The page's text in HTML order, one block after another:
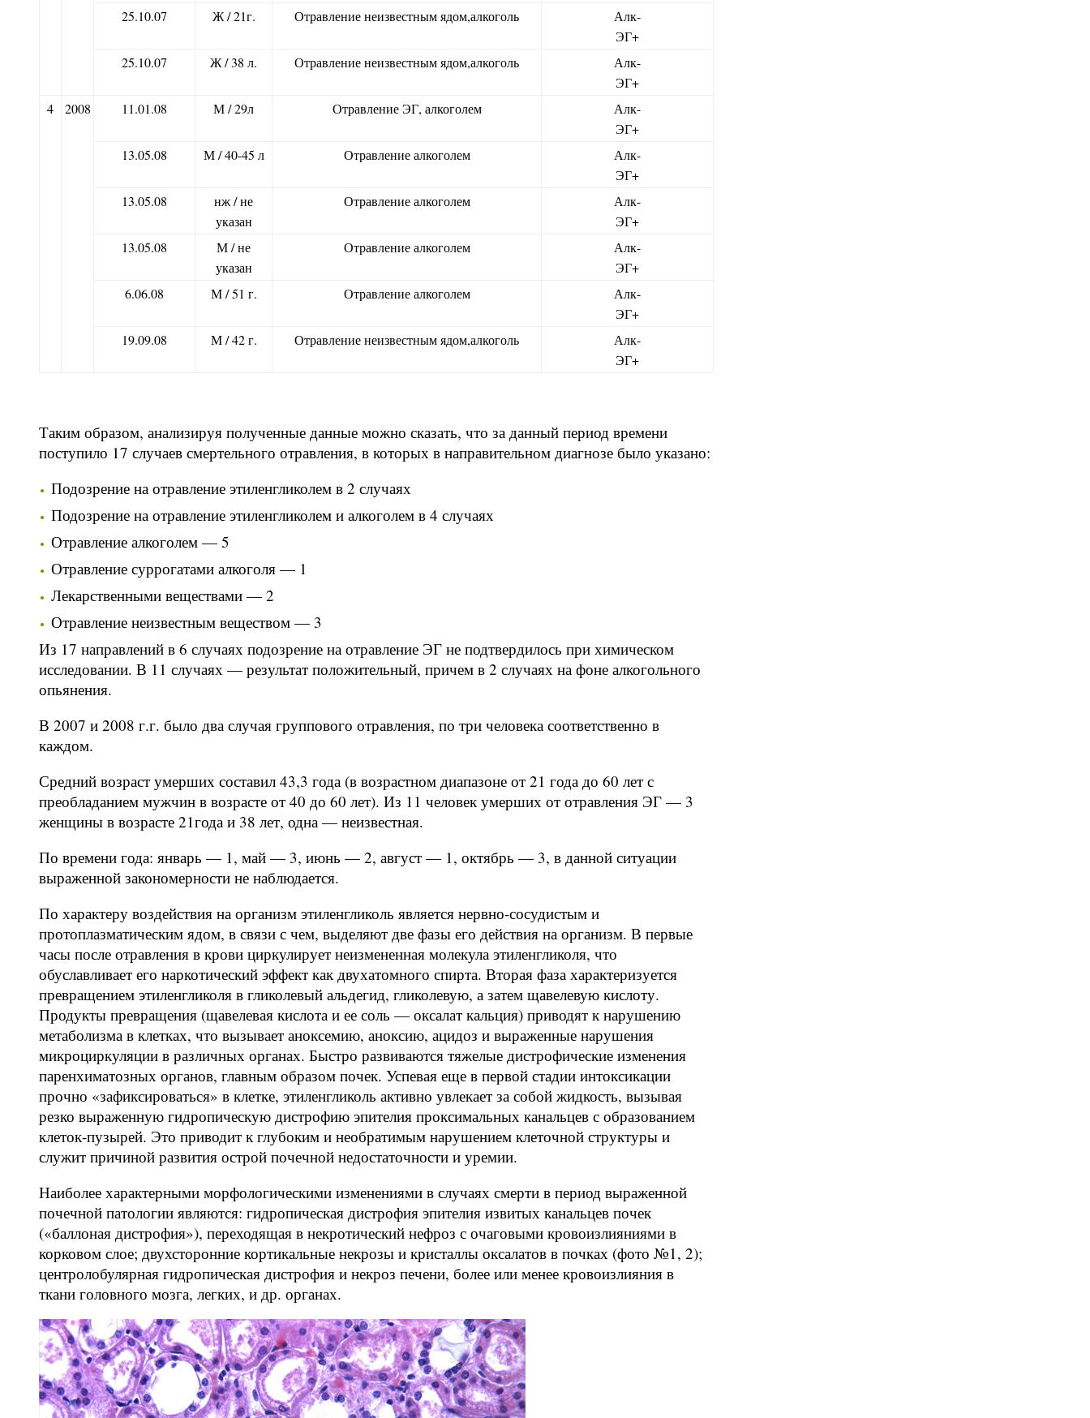
25.10.07
Ж / 21г. Отравление неизвестным ядом,алкоголь
Алк-
ЭГ+
25.10.07
Ж / 38 л. Отравление неизвестным ядом,алкоголь
Алк-
ЭГ+
4
2008 11.01.08 М / 29л Отравление ЭГ, алкоголем
Алк-
ЭГ+
13.05.08
М / 40-45 л Отравление алкоголем
Алк-
ЭГ+
13.05.08
нж / не
указан
Отравление алкоголем
Алк-
ЭГ+
13.05.08
М / не
указан
Отравление алкоголем
Алк-
ЭГ+
6.06.08
М / 51 г. Отравление алкоголем
Алк-
ЭГ+
19.09.08
М / 42 г. Отравление неизвестным ядом,алкоголь
Алк-
ЭГ+
Таким образом, анализируя полученные данные можно сказать, что за данный период времени
поступило 17 случаев смертельного отравления, в которых в направительном диагнозе было указано:
Подозрение на отравление этиленгликолем в 2 случаях
Подозрение на отравление этиленгликолем и алкоголем в 4 случаях
Отравление алкоголем — 5
Отравление суррогатами алкоголя — 1
Лекарственными веществами — 2
Отравление неизвестным веществом — 3
Из 17 направлений в 6 случаях подозрение на отравление ЭГ не подтвердилось при химическом
исследовании. В 11 случаях — результат положительный, причем в 2 случаях на фоне алкогольного
опьянения.
В 2007 и 2008 г.г. было два случая группового отравления, по три человека соответственно в
каждом.
Средний возраст умерших составил 43,3 года (в возрастном диапазоне от 21 года до 60 лет с
преобладанием мужчин в возрасте от 40 до 60 лет). Из 11 человек умерших от отравления ЭГ — 3
женщины в возрасте 21года и 38 лет, одна — неизвестная.
По времени года: январь — 1, май — 3, июнь — 2, август — 1, октябрь — 3, в данной ситуации
выраженной закономерности не наблюдается.
По характеру воздействия на организм этиленгликоль является нервно-сосудистым и
протоплазматическим ядом, в связи с чем, выделяют две фазы его действия на организм. В первые
часы после отравления в крови циркулирует неизмененная молекула этиленгликоля, что
обуславливает его наркотический эффект как двухатомного спирта. Вторая фаза характеризуется
превращением этиленгликоля в гликолевый альдегид, гликолевую, а затем щавелевую кислоту.
Продукты превращения (щавелевая кислота и ее соль — оксалат кальция) приводят к нарушению
метаболизма в клетках, что вызывает аноксемию, аноксию, ацидоз и выраженные нарушения
микроциркуляции в различных органах. Быстро развиваются тяжелые дистрофические изменения
паренхиматозных органов, главным образом почек. Успевая еще в первой стадии интоксикации
прочно «зафиксироваться» в клетке, этиленгликоль активно увлекает за собой жидкость, вызывая
резко выраженную гидропическую дистрофию эпителия проксимальных канальцев с образованием
клеток-пузырей. Это приводит к глубоким и необратимым нарушением клеточной структуры и
служит причиной развития острой почечной недостаточности и уремии.
Наиболее характерными морфологическими изменениями в случаях смерти в период выраженной
почечной патологии являются: гидропическая дистрофия эпителия извитых канальцев почек
(«баллоная дистрофия»), переходящая в некротический нефроз с очаговыми кровоизлияниями в
корковом слое; двухсторонние кортикальные некрозы и кристаллы оксалатов в почках (фото №1, 2);
центролобулярная гидропическая дистрофия и некроз печени, более или менее кровоизлияния в
ткани головного мозга, легких, и др. органах.